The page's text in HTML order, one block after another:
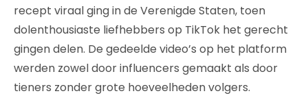
recept viraal ging in de Verenigde Staten, toen
dolenthousiaste liefhebbers op TikTok het gerecht
gingen delen. De gedeelde video’s op het platform
werden zowel door influencers gemaakt als door
tieners zonder grote hoeveelheden volgers.